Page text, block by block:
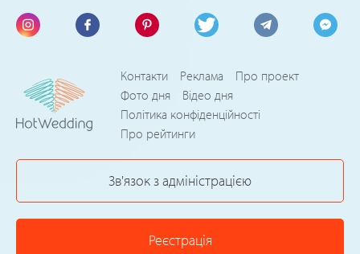
Контакти Реклама
Про проект
Фото дня
Відео дня
Політика конфіденційності
Про рейтинги
Зв'язок з адміністрацією
Реєстрація